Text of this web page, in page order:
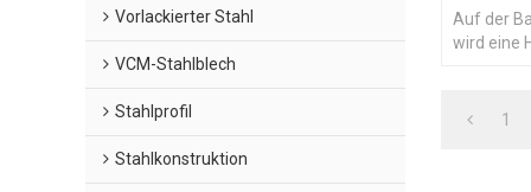
Vorlackierter Stahl
VCM-Stahlblech
Stahlprofil
Stahlkonstruktion
Auf der
wird eine
1